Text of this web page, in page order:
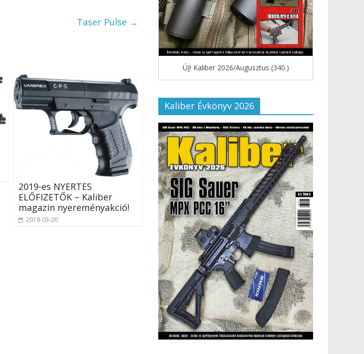
Taser Pulse →
2019-es NYERTES
ELŐFIZETŐK – Kaliber
magazin nyereményakció!
2019-03-20
ÚJ! Kaliber 2026/Augusztus (340.)
Kaliber Évkönyv 2026